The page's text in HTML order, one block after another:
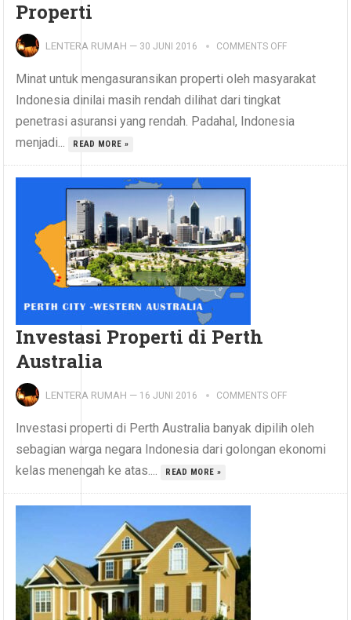
Properti
LENTERA RUMAH — 30 JUNI 2016 COMMENTS OFF
Minat untuk mengasuransikan properti oleh masyarakat
Indonesia dinilai masih rendah dilihat dari tingkat
penetrasi asuransi yang rendah. Padahal, Indonesia
menjadi...
READ MORE »
Investasi Properti di Perth
Australia
LENTERA RUMAH — 16 JUNI 2016 COMMENTS OFF
Investasi properti di Perth Australia banyak dipilih oleh
sebagian warga negara Indonesia dari golongan ekonomi
kelas menengah ke atas....
READ MORE »